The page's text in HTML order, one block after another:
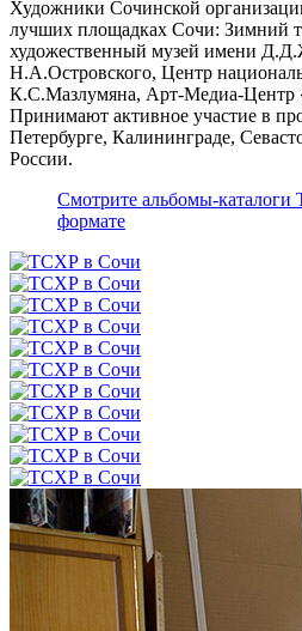
Художники Сочинской
лучших площадках Сочи: Зимний
художественный музей имени
Н.А.Островского, Центр
К.С.Мазлумяна, Арт-Медиа-Центр
Принимают активное участие в
Петербурге, Калининграде,
России.
Смотрите альбомы-
формате